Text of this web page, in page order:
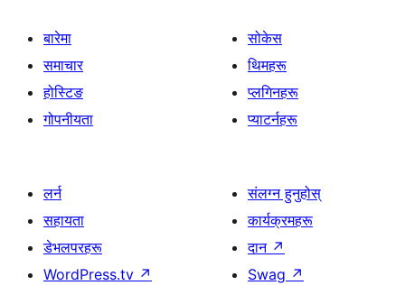
बारेमा
समाचार
होस्टिङ
गोपनीयता
सोकेस
थिमहरू
प्लगिनहरू
प्याटर्नहरू
लर्न
सहायता
डेभलपरहरू
WordPress.tv ↗
संलग्न हुनुहोस्
कार्यक्रमहरू
दान ↗
Swag ↗